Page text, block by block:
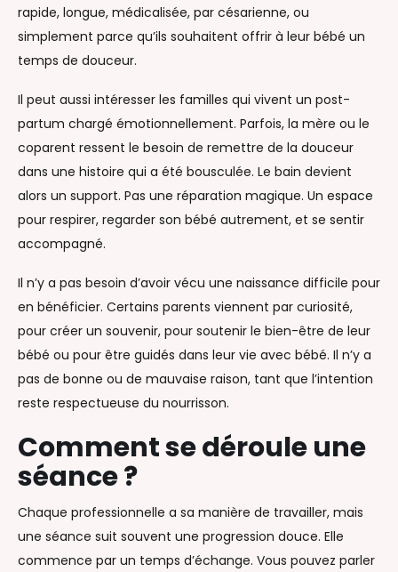
rapide, longue, médicalisée, par césarienne, ou
simplement parce qu’ils souhaitent offrir à leur bébé un
temps de douceur.
Il peut aussi intéresser les familles qui vivent un post-
partum chargé émotionnellement. Parfois, la mère ou le
coparent ressent le besoin de remettre de la douceur
dans une histoire qui a été bousculée. Le bain devient
alors un support. Pas une réparation magique. Un espace
pour respirer, regarder son bébé autrement, et se sentir
accompagné.
Il n’y a pas besoin d’avoir vécu une naissance difficile pour
en bénéficier. Certains parents viennent par curiosité,
pour créer un souvenir, pour soutenir le bien-être de leur
bébé ou pour être guidés dans leur vie avec bébé. Il n’y a
pas de bonne ou de mauvaise raison, tant que l’intention
reste respectueuse du nourrisson.
Comment se déroule une
séance ?
Chaque professionnelle a sa manière de travailler, mais
une séance suit souvent une progression douce. Elle
commence par un temps d’échange. Vous pouvez parler